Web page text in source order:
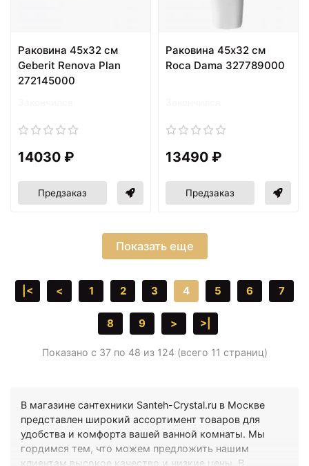
Раковина 45х32 см
Geberit Renova Plan
272145000
14030 ₽
Предзаказ
Раковина 45х32 см
Roca Dama 327789000
13490 ₽
Предзаказ
Показать еще
|< < 1 2 3 4 5 6 7
8 9 > >|
Показано с 37 по 48 из 124 (всего 11 страниц)
В магазине сантехники Santeh-Crystal.ru в Москве
представлен широкий ассортимент товаров для
удобства и комфорта вашей ванной комнаты. Мы
гордимся тем, что можем предложить нашим
клиентам высокое качество и низкие цены. В